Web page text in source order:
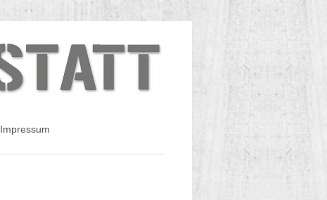
Impressum